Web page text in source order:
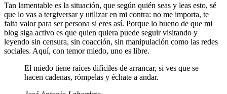
Tan lamentable es la situación, que según quién seas y leas esto, sé
que lo vas a tergiversar y utilizar en mi contra: no me importa, te
falta valor para ser persona si eres así. Porque lo bueno de que mi
blog siga activo es que quien quiera puede seguir visitando y
leyendo sin censura, sin coacción, sin manipulación como las redes
sociales. Aquí, con temor miedo, uno es libre.
El miedo tiene raíces difíciles de arrancar, si ves que se
hacen cadenas, rómpelas y échate a andar.